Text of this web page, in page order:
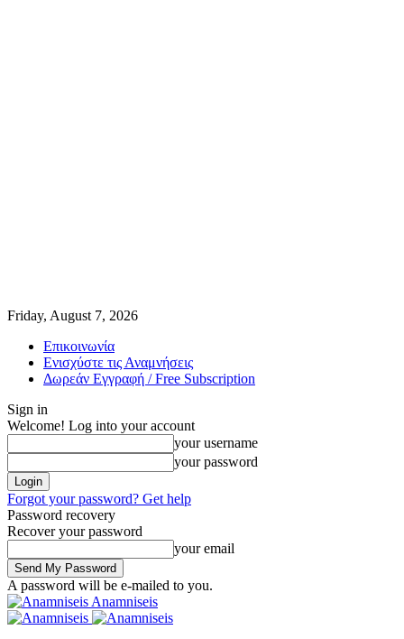
Friday, August 7, 2026
Επικοινωνία
Ενισχύστε τις Αναμνήσεις
Δωρεάν Εγγραφή / Free Subscription
Sign in
Welcome! Log into your account
your username
your password
Forgot your password? Get help
Password recovery
Recover your password
your email
A password will be e-mailed to you.
Anamniseis